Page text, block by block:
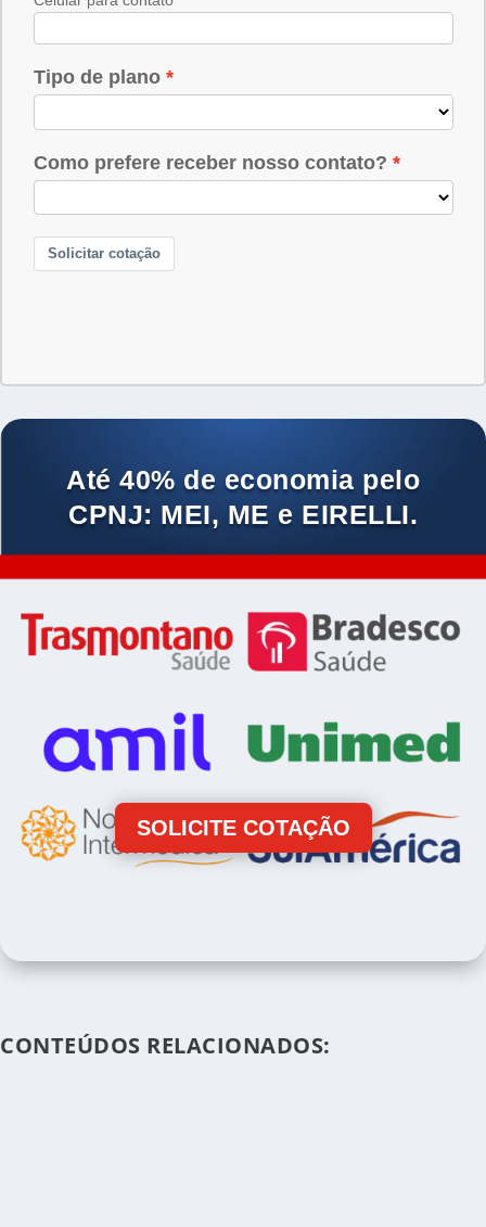
Até 40% de economia pelo
CPNJ: MEI, ME e EIRELLI.
SOLICITE COTAÇÃO
CONTEÚDOS RELACIONADOS: